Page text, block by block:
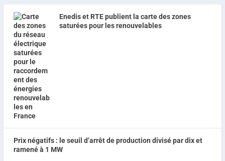
Enedis et RTE publient la carte des zones
saturées pour les renouvelables
Prix négatifs : le seuil d’arrêt de production divisé par dix et
ramené à 1 MW